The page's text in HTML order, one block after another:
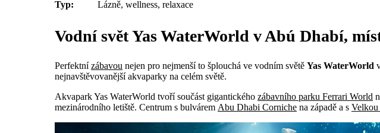
Typ: Lázně, wellness, relaxace
Vodní svět Yas WaterWorld v Abú Dhabí,
Perfektnízábavou nejen pro nejmenší to šplouchá ve vodním světě Yas WaterWorld
nejnavštěvovanější akvaparky na celém světě.
Akvapark Yas WaterWorld tvoří součást gigantického zábavního parku Ferrari World
mezinárodního letiště. Centrum s bulvárem Abu Dhabi Corniche na západě a s Velkou